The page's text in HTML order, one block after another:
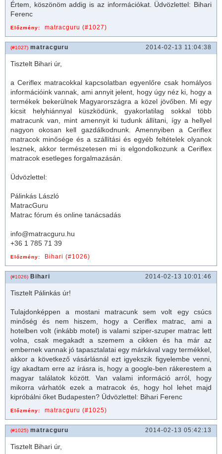
Értem, köszönöm addig is az információkat. Üdvözlettel: Bihari
Ferenc
Előzmény: matracguru (#1027)
(#1027) matracguru 2014-02-13 11:04:38
Tisztelt Bihari úr,
a Ceriflex matracokkal kapcsolatban egyenlőre csak homályos
információink vannak, ami annyit jelent, hogy úgy néz ki, hogy a
termékek bekerülnek Magyarországra a közel jövőben. Mi egy
kicsit helyhiánnyal küszködünk, gyakorlatilag sokkal több
matracunk van, mint amennyit ki tudunk állítani, így a hellyel
nagyon okosan kell gazdálkodnunk. Amennyiben a Ceriflex
matracok minősége és a szállítási és egyéb feltételek olyanok
lesznek, akkor természetesen mi is elgondolkozunk a Ceriflex
matracok esetleges forgalmazásán.
Üdvözlettel:
Pálinkás László
MatracGuru
Matrac fórum és online tanácsadás
info@matracguru.hu
+36 1 785 71 39
Előzmény: Bihari (#1026)
(#1026) Bihari 2014-02-13 10:01:46
Tisztelt Pálinkás úr!
Tulajdonképpen a mostani matracunk sem volt egy csúcs
minőség és nem hiszem, hogy a Ceriflex matrac , ami a
hotelben volt (inkább motel) is valami sziper-szuper matraclett
volna, csak megakadt a szemem a cikken és ha már az
embernek vannak jó tapasztalatai egy márkával vagy termékkel,
akkor a következő vásárlásnál ezt igyekszik figyelembe venni,
így akadtam erre az írásra is, hogy a google-ben rákerestem a
magyar találatok között. Van valami információ arról, hogy
mikorra várhatók ezek a matracok és, hogy hol lehet majd
kipróbálni őket Budapesten? Üdvözlettel: Bihari Ferenc
Előzmény: matracguru (#1025)
(#1025) matracguru 2014-02-13 05:42:13
Tisztelt Bihari úr,